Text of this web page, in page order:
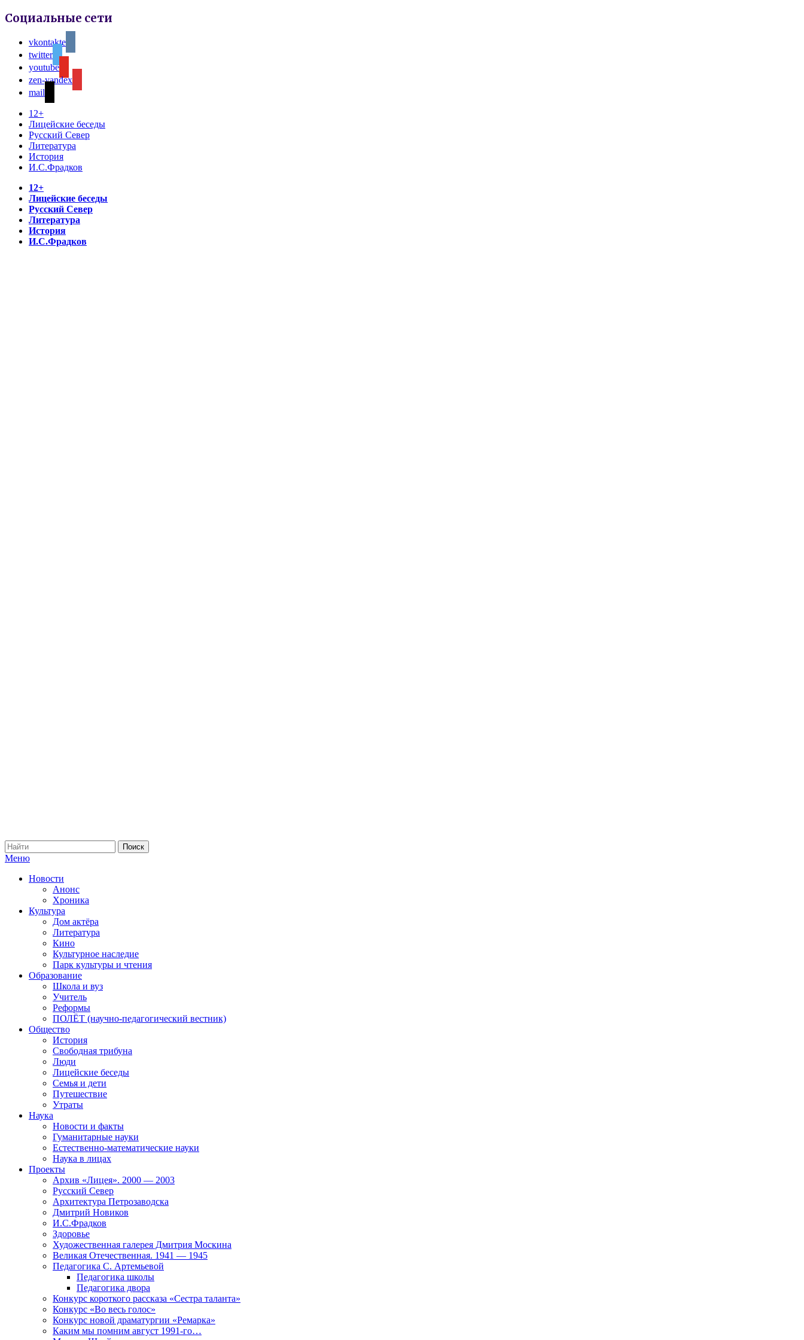
Социальные сети
vkontakte
twitter
youtube
zen-yandex
mail
12+
Лицейские беседы
Русский Север
Литература
История
И.С.Фрадков
12+
Лицейские беседы
Русский Север
Литература
История
И.С.Фрадков
Меню
Новости
Анонс
Хроника
Культура
Дом актёра
Литература
Кино
Культурное наследие
Парк культуры и чтения
Образование
Школа и вуз
Учитель
Реформы
ПОЛЁТ (научно-педагогический вестник)
Общество
История
Свободная трибуна
Люди
Лицейские беседы
Семья и дети
Путешествие
Утраты
Наука
Новости и факты
Гуманитарные науки
Естественно-математические науки
Наука в лицах
Проекты
Архив «Лицея». 2000 — 2003
Русский Север
Архитектура Петрозаводска
Дмитрий Новиков
И.С.Фрадков
Здоровье
Художественная галерея Дмитрия Москина
Великая Отечественная. 1941 — 1945
Педагогика С. Артемьевой
Педагогика школы
Педагогика двора
Конкурс короткого рассказа «Сестра таланта»
Конкурс «Во весь голос»
Конкурс новой драматургии «Ремарка»
Каким мы помним август 1991-го…